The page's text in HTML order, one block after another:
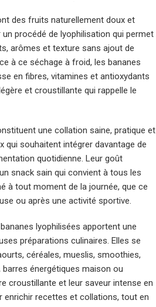
des fruits naturellement doux et
procédé de lyophilisation qui permet
arômes et texture sans ajout de
à ce séchage à froid, les bananes
en fibres, vitamines et antioxydants
et croustillante qui rappelle le
une collation saine, pratique et
qui souhaitent intégrer davantage de
quotidienne. Leur goût
snack sain qui convient à tous les
à tout moment de la journée, que ce
ou après une activité sportive.
lyophilisées apportent une
préparations culinaires. Elles se
céréales, mueslis, smoothies,
énergétiques maison ou
croustillante et leur saveur intense en
enrichir recettes et collations, tout en